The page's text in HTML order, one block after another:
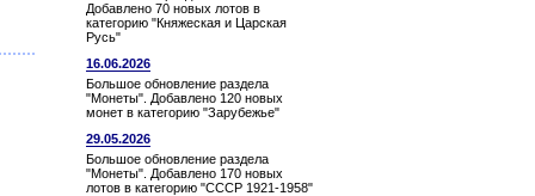
Добавлено 70 новых лотов в
категорию "Княжеская и Царская
Русь"
16.06.2026
Большое обновление раздела
"Монеты". Добавлено 120 новых
монет в категорию "Зарубежье"
29.05.2026
Большое обновление раздела
"Монеты". Добавлено 170 новых
лотов в категорию "СССР 1921-1958"